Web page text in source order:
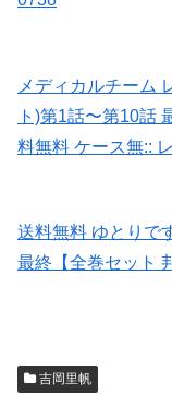
メディカルチーム
ト)第1話〜第10話
料無料 ケース無::
送料無料 ゆとりで
最終【全巻セット
吉岡里帆